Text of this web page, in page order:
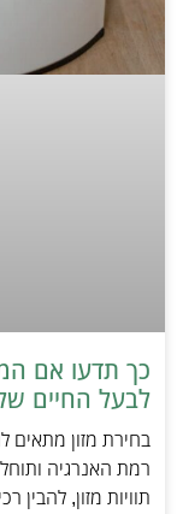
כך תדעו אם
לבעל החיים
בחירת מזון מתאים
רמת האנרגיה
תוויות מזון, להבין